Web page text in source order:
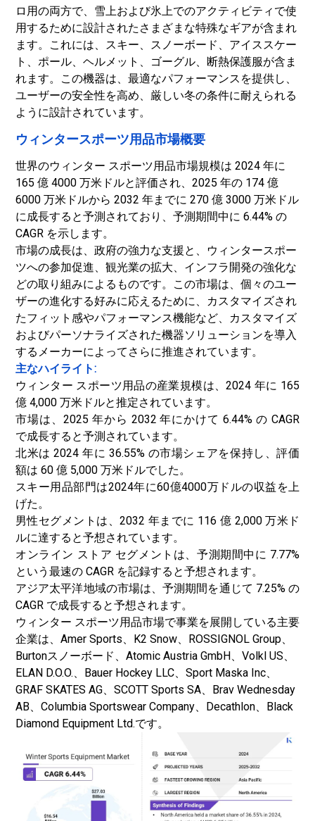
ロ用の両方で、雪上および氷上でのアクティビティで使
用するために設計されたさまざまな特殊なギアが含まれ
ます。これには、スキー、スノーボード、アイススケー
ト、ポール、ヘルメット、ゴーグル、断熱保護服が含ま
れます。この機器は、最適なパフォーマンスを提供し、
ユーザーの安全性を高め、厳しい冬の条件に耐えられる
ように設計されています。
ウィンタースポーツ用品市場概要
世界のウィンター スポーツ用品市場規模は 2024 年に
165 億 4000 万米ドルと評価され、2025 年の 174 億
6000 万米ドルから 2032 年までに 270 億 3000 万米ドル
に成長すると予測されており、予測期間中に 6.44% の
CAGR を示します。
市場の成長は、政府の強力な支援と、ウィンタースポー
ツへの参加促進、観光業の拡大、インフラ開発の強化な
どの取り組みによるものです。この市場は、個々のユー
ザーの進化する好みに応えるために、カスタマイズされ
たフィット感やパフォーマンス機能など、カスタマイズ
およびパーソナライズされた機器ソリューションを導入
するメーカーによってさらに推進されています。
主なハイライト:
ウィンター スポーツ用品の産業規模は、2024 年に 165
億 4,000 万米ドルと推定されています。
市場は、2025 年から 2032 年にかけて 6.44% の CAGR
で成長すると予測されています。
北米は 2024 年に 36.55% の市場シェアを保持し、評価
額は 60 億 5,000 万米ドルでした。
スキー用品部門は2024年に60億4000万ドルの収益を上
げた。
男性セグメントは、2032 年までに 116 億 2,000 万米ド
ルに達すると予想されています。
オンライン ストア セグメントは、予測期間中に 7.77%
という最速の CAGR を記録すると予想されます。
アジア太平洋地域の市場は、予測期間を通じて 7.25% の
CAGR で成長すると予想されます。
ウィンター スポーツ用品市場で事業を展開している主要
企業は、Amer Sports、K2 Snow、ROSSIGNOL Group、
Burtonスノーボード、Atomic Austria GmbH、Volkl US、
ELAN D.O.O.、Bauer Hockey LLC、Sport Maska Inc、
GRAF SKATES AG、SCOTT Sports SA、Brav Wednesday
AB、Columbia Sportswear Company、Decathlon、Black
Diamond Equipment Ltd.です。